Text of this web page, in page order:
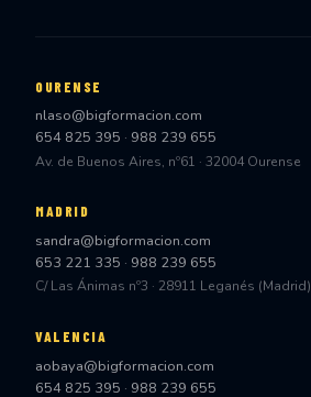
OURENSE
nlaso@bigformacion.com
654 825 395 · 988 239 655
Av. de Buenos Aires, nº61 · 32004 Ourense
MADRID
sandra@bigformacion.com
653 221 335 · 988 239 655
C/ Las Ánimas nº3 · 28911 Leganés (Madrid)
VALENCIA
aobaya@bigformacion.com
654 825 395 · 988 239 655